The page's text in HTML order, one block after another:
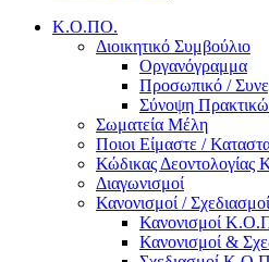
Κ.Ο.ΠΟ.
Διοικητικό Συμβούλιο
Οργανόγραμμα
Προσωπικό /
Σύνοψη
Σωματεία Μέλη
Ποιοι Είμαστε /
Κώδικας
Διαγωνισμοί
Κανονισμοί / Σχεδιασμοί
Κανονισμοί
Κανονισμοί &